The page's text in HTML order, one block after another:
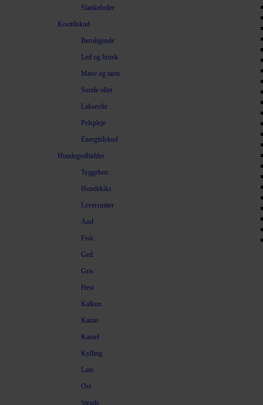
Slankefoder
Kosttilskud
Beroligende
Led og brusk
Mave og tarm
Sunde olier
Lakseolie
Pelspleje
Energitilskud
Hundegodbidder
Tyggeben
Hundekiks
Leversnitter
And
Fisk
Ged
Gris
Hest
Kalkun
Kanin
Kamel
Kylling
Lam
Ost
Struds